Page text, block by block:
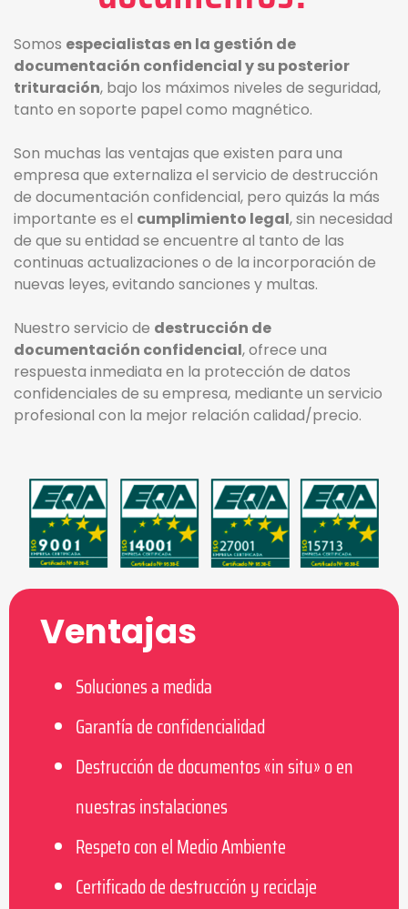
Somos especialistas en la gestión de
documentación confidencial y su posterior
trituración, bajo los máximos niveles de seguridad,
tanto en soporte papel como magnético.
Son muchas las ventajas que existen para una
empresa que externaliza el servicio de destrucción
de documentación confidencial, pero quizás la más
importante es el cumplimiento legal, sin necesidad
de que su entidad se encuentre al tanto de las
continuas actualizaciones o de la incorporación de
nuevas leyes, evitando sanciones y multas.
Nuestro servicio de destrucción de
documentación confidencial, ofrece una
respuesta inmediata en la protección de datos
confidenciales de su empresa, mediante un servicio
profesional con la mejor relación calidad/precio.
Ventajas
Soluciones a medida
Garantía de confidencialidad
Destrucción de documentos «in situ» o en
nuestras instalaciones
Respeto con el Medio Ambiente
Certificado de destrucción y reciclaje